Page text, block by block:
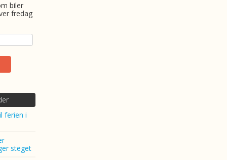
biler
fredag
ferien i
steget